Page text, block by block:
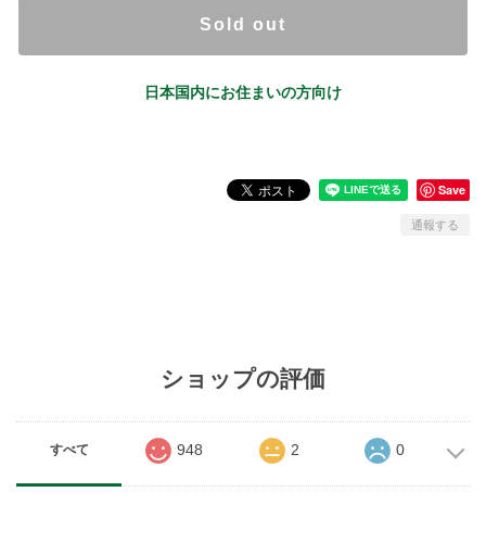
Sold out
日本国内にお住まいの方向け
Save
通報する
ショップの評価
すべて 948 2 0